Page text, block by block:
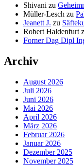
Shivani zu
Müller-Lesch zu
Jeanett J. zu
Robert Haldenfurt
Forner Dag Dipl
Archiv
August 2026
Juli 2026
Juni 2026
Mai 2026
April 2026
März 2026
Februar 2026
Januar 2026
Dezember 2025
November 2025